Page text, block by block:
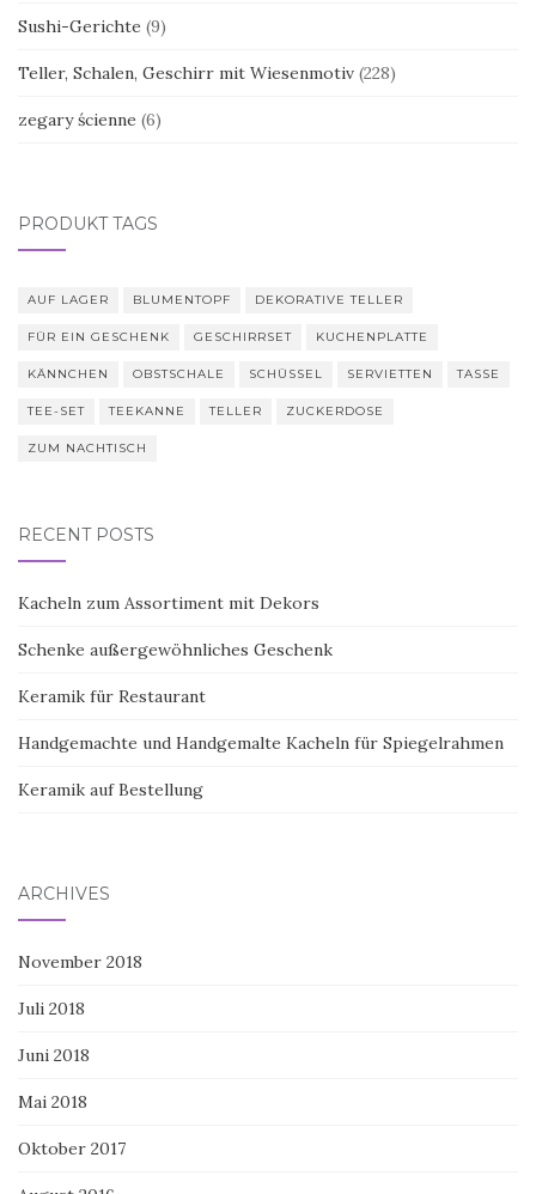
Sushi-Gerichte (9)
Teller, Schalen, Geschirr mit Wiesenmotiv (228)
zegary ścienne (6)
PRODUKT TAGS
AUF LAGER BLUMENTOPF DEKORATIVE TELLER
FÜR EIN GESCHENK GESCHIRRSET KUCHENPLATTE
KÄNNCHEN OBSTSCHALE SCHÜSSEL SERVIETTEN TASSE
TEE-SET TEEKANNE TELLER ZUCKERDOSE
ZUM NACHTISCH
RECENT POSTS
Kacheln zum Assortiment mit Dekors
Schenke außergewöhnliches Geschenk
Keramik für Restaurant
Handgemachte und Handgemalte Kacheln für Spiegelrahmen
Keramik auf Bestellung
ARCHIVES
November 2018
Juli 2018
Juni 2018
Mai 2018
Oktober 2017